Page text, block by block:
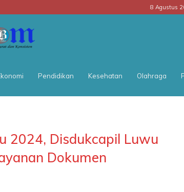
8 Agustus
POS
Pendidikan Kesehatan Olahraga
2024, Disdukcapil Luwu
Dokumen